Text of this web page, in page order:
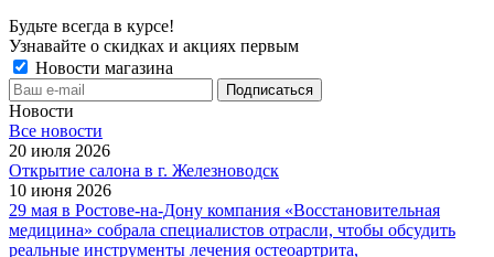
Будьте всегда в курсе!
Узнавайте о скидках и акциях первым
Новости магазина
Новости
Все новости
20 июля 2026
Открытие салона в г. Железноводск
10 июня 2026
29 мая в Ростове-на-Дону компания «Восстановительная
медицина» собрала специалистов отрасли, чтобы обсудить
реальные инструменты лечения остеоартрита,